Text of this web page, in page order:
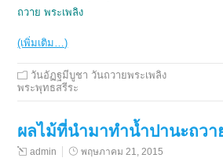
ถวาย พระเพลิง
(เพิ่มเติม…)
วันอัฏฐมีบูชา วันถวายพระเพลิง
พระพุทธสรีระ
ผลไม้ที่นำมาทำน้ำปานะถวา
admin พฤษภาคม 21, 2015